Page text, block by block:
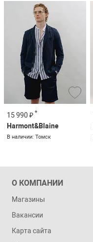
15 990 ₽ *
Harmont&Blaine
В наличии: Томск
О КОМПАНИИ
Магазины
Вакансии
Карта сайта